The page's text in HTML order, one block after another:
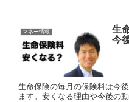
マネー情報
生
今
生命保険の毎月の保険料は今
ます。安くなる理由や今後の